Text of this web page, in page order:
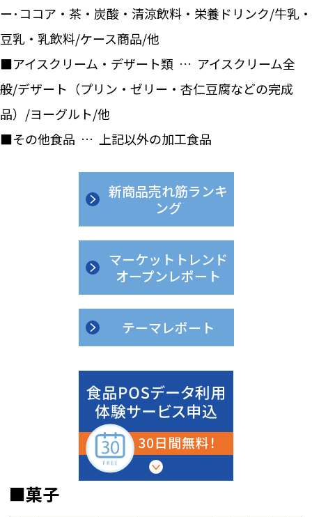
ー･ココア・茶・炭酸・清涼飲料・栄養ドリンク/牛乳・
豆乳・乳飲料/ケース商品/他
■アイスクリーム・デザート類 … アイスクリーム全
般/デザート（プリン・ゼリー・杏仁豆腐などの完成
品）/ヨーグルト/他
■その他食品 … 上記以外の加工食品
新商品売れ筋ランキ
ング
マーケットトレンド
オープンレポート
テーマレポート
■菓子